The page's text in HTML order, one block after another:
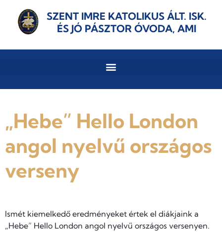
SZENT IMRE KATOLIKUS ÁLT. ISK.
ÉS JÓ PÁSZTOR ÓVODA, AMI
„Hebe” Hello London
angol nyelvű országos
verseny
Ismét kiemelkedő eredményeket értek el diákjaink a
„Hebe” Hello London angol nyelvű országos versenyen.